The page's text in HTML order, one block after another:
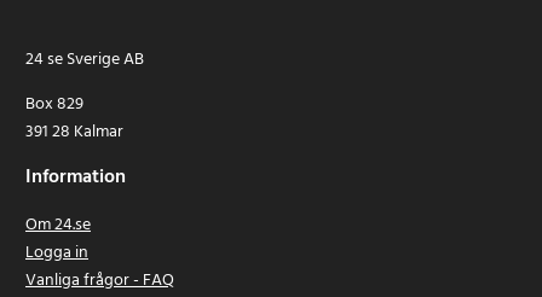
24 se Sverige AB
Box 829
391 28 Kalmar
Information
Om 24.se
Logga in
Vanliga frågor - FAQ